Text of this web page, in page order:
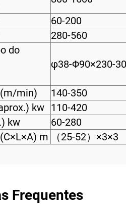
60-200
280-560
do
φ38-Φ90×230-
min)
140-350
kw 110-420
kw
60-280
m
（25-52）×3×3
Frequentes